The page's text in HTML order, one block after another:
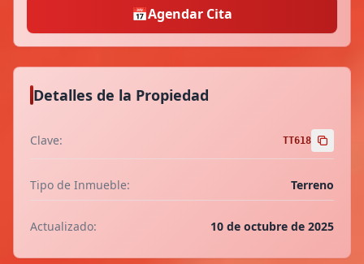
📅Agendar Cita
Detalles de la Propiedad
Clave: TT618
Tipo de Inmueble: Terreno
Actualizado: 10 de octubre de 2025